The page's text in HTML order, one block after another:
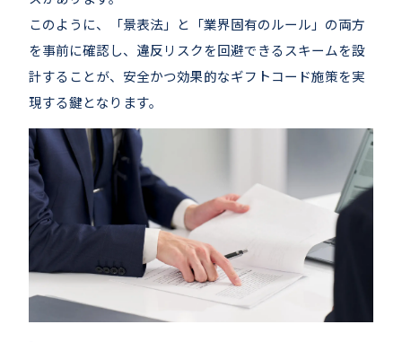
このように、「景表法」と「業界固有のルール」の両方
を事前に確認し、違反リスクを回避できるスキームを設
計することが、安全かつ効果的なギフトコード施策を実
現する鍵となります。